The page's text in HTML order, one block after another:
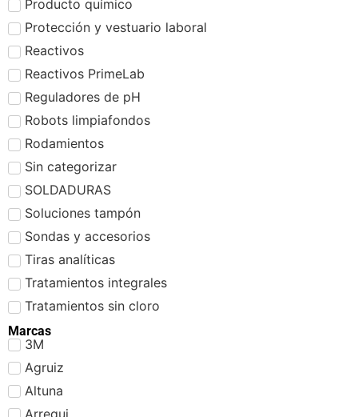
Producto químico
Protección y vestuario laboral
Reactivos
Reactivos PrimeLab
Reguladores de pH
Robots limpiafondos
Rodamientos
Sin categorizar
SOLDADURAS
Soluciones tampón
Sondas y accesorios
Tiras analíticas
Tratamientos integrales
Tratamientos sin cloro
Marcas
3M
Agruiz
Altuna
Arregui